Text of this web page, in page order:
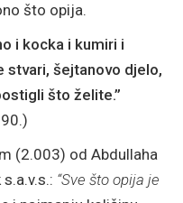
što opija.
i kocka i kumiri i
stvari, šejtanovo djelo,
što želite.”
(2.003) od Abdullaha
“Sve što opija je